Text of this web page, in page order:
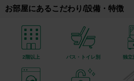
お部屋にあるこだわり/設備・特徴
2階以上 バス・トイレ別 独立